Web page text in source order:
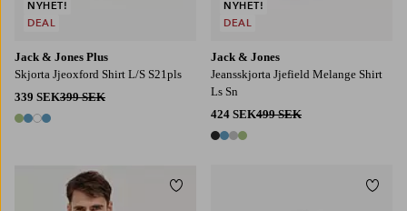
Jack & Jones Plus
Skjorta Jjeoxford Shirt L/S S21pls
339 SEK399 SEK
4 färger
NYHET!
DEAL
Jack & Jones
Jeansskjorta Jjefield Melange Shirt
Ls Sn
424 SEK499 SEK
4 färger
NYHET!
DEAL
Lägg till i favoriter